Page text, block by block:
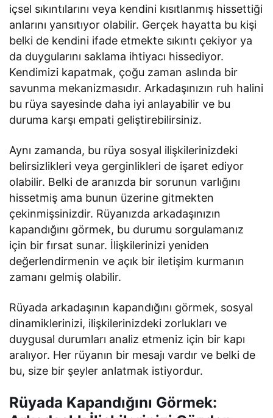
içsel sıkıntılarını veya kendini kısıtlanmış hissettiği
anlarını yansıtıyor olabilir. Gerçek hayatta bu kişi
belki de kendini ifade etmekte sıkıntı çekiyor ya
da duygularını saklama ihtiyacı hissediyor.
Kendimizi kapatmak, çoğu zaman aslında bir
savunma mekanizmasıdır. Arkadaşınızın ruh halini
bu rüya sayesinde daha iyi anlayabilir ve bu
duruma karşı empati geliştirebilirsiniz.
Aynı zamanda, bu rüya sosyal ilişkilerinizdeki
belirsizlikleri veya gerginlikleri de işaret ediyor
olabilir. Belki de aranızda bir sorunun varlığını
hissetmiş ama bunun üzerine gitmekten
çekinmişsinizdir. Rüyanızda arkadaşınızın
kapandığını görmek, bu durumu sorgulamanız
için bir fırsat sunar. İlişkilerinizi yeniden
değerlendirmenin ve açık bir iletişim kurmanın
zamanı gelmiş olabilir.
Rüyada arkadaşının kapandığını görmek, sosyal
dinamiklerinizi, ilişkilerinizdeki zorlukları ve
duygusal durumları analiz etmeniz için bir kapı
aralıyor. Her rüyanın bir mesajı vardır ve belki de
bu, size bir şeyler anlatmak istiyordur.
Rüyada Kapandığını Görmek: